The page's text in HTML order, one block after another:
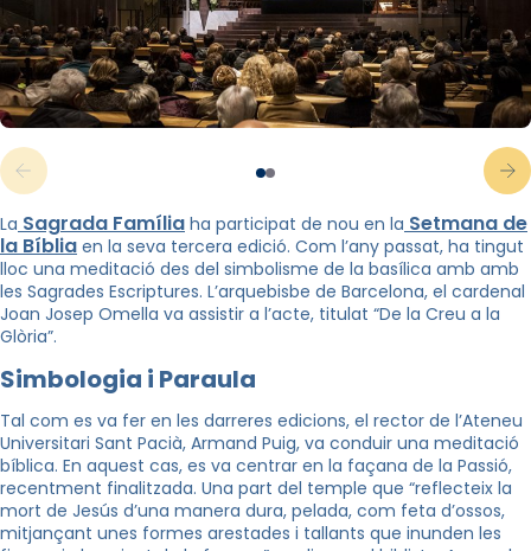
La Sagrada Família ha participat de nou en la Setmana de
la Bíblia en la seva tercera edició. Com l’any passat, ha tingut
lloc una meditació des del simbolisme de la basílica amb amb
les Sagrades Escriptures. L’arquebisbe de Barcelona, el cardenal
Joan Josep Omella va assistir a l’acte, titulat “De la Creu a la
Glòria”.
Simbologia i Paraula
Tal com es va fer en les darreres edicions, el rector de l’Ateneu
Universitari Sant Pacià, Armand Puig, va conduir una meditació
bíblica. En aquest cas, es va centrar en la façana de la Passió,
recentment finalitzada. Una part del temple que “reflecteix la
mort de Jesús d’una manera dura, pelada, com feta d’ossos,
mitjançant unes formes arestades i tallants que inunden les